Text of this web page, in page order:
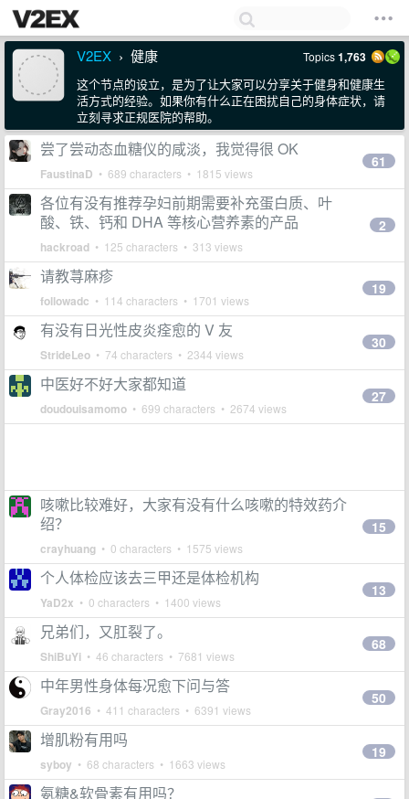
V2EX › 健康 Topics1,763
这个节点的设立，是为了让大家可以分享关于健身和健康生
活方式的经验。如果你有什么正在困扰自己的身体症状，请
立刻寻求正规医院的帮助。
尝了尝动态血糖仪的咸淡，我觉得很 OK
FaustinaD • 689 characters • 1815 views
61
各位有没有推荐孕妇前期需要补充蛋白质、叶
酸、铁、钙和 DHA 等核心营养素的产品
hackroad • 125 characters • 313 views
2
请教荨麻疹
followadc • 114 characters • 1701 views
19
有没有日光性皮炎痊愈的 V 友
StrideLeo • 74 characters • 2344 views
30
中医好不好大家都知道
doudouisamomo • 699 characters • 2674 views
27
咳嗽比较难好，大家有没有什么咳嗽的特效药介
绍？
crayhuang • 0 characters • 1575 views
15
个人体检应该去三甲还是体检机构
YaD2x • 0 characters • 1400 views
13
兄弟们，又肛裂了。
ShiBuYi • 46 characters • 7681 views
68
中年男性身体每况愈下问与答
Gray2016 • 411 characters • 6391 views
50
增肌粉有用吗
syboy • 68 characters • 1663 views
19
氨糖&软骨素有用吗？